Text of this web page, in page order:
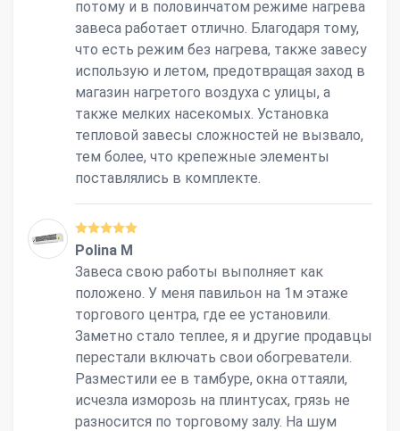
потому и в половинчатом режиме нагрева
завеса работает отлично. Благодаря тому,
что есть режим без нагрева, также завесу
использую и летом, предотвращая заход в
магазин нагретого воздуха с улицы, а
также мелких насекомых. Установка
тепловой завесы сложностей не вызвало,
тем более, что крепежные элементы
поставлялись в комплекте.
Polina M
Завеса свою работы выполняет как
положено. У меня павильон на 1м этаже
торгового центра, где ее установили.
Заметно стало теплее, я и другие продавцы
перестали включать свои обогреватели.
Разместили ее в тамбуре, окна оттаяли,
исчезла изморозь на плинтусах, грязь не
разносится по торговому залу. На шум